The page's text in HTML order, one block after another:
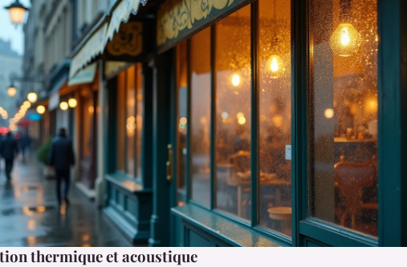
thermique et acoustique